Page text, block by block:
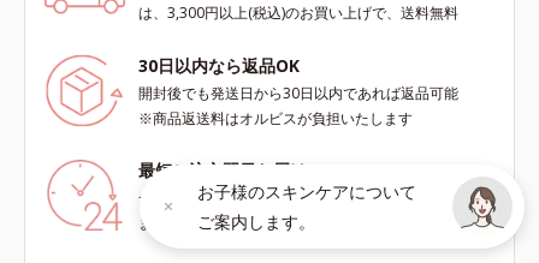
は、3,300円以上(税込)のお買い上げで、送料無料
30日以内なら返品OK
開封後でも発送日から30日以内であれば返品可能
※商品返送料はオルビスが負担いたします
最短ご注文翌日お届け
一部地域を除き、最短でご注文の翌日にお届けいたし
ます
お子様のスキンケアについて
ご案内します。